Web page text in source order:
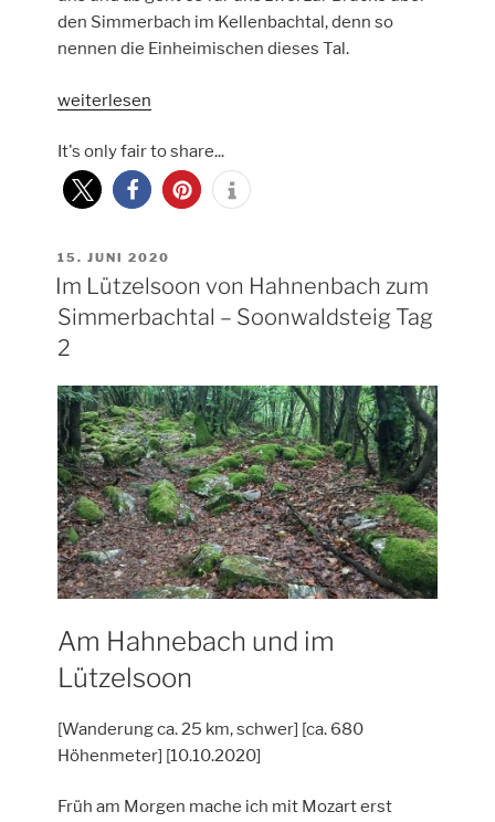
den Simmerbach im Kellenbachtal, denn so
nennen die Einheimischen dieses Tal.
„Soonwaldsteig
Simmerbachtal
zum
Ellerspring
Tag
3“
weiterlesen
It's only fair to share...
VERÖFFENTLICHT
AM
15. JUNI 2020
Im Lützelsoon von Hahnenbach zum
Simmerbachtal – Soonwaldsteig Tag
2
Am Hahnebach und im
Lützelsoon
[Wanderung ca. 25 km, schwer] [ca. 680
Höhenmeter] [10.10.2020]
Früh am Morgen mache ich mit Mozart erst